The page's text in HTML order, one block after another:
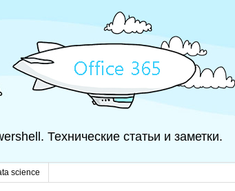
Технические статьи и заметки.
science